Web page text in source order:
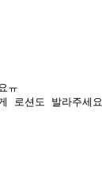
ㅠ
로션도 발라주세요